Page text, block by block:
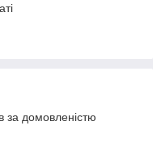
за домовленістю